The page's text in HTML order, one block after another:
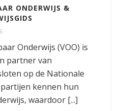
ONDERWIJS &
Onderwijs (VOO) is
partner van
op de Nationale
kennen hun
waardoor [...]